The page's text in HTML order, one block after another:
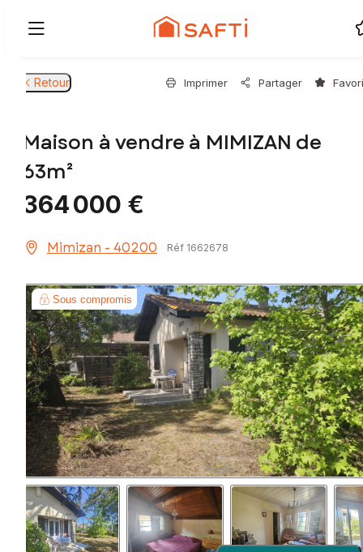
Retour Imprimer Partager
Maison à vendre à MIMIZAN de
63m²
364 000 €
Mimizan - 40200 Réf 1662678
Sous compromis